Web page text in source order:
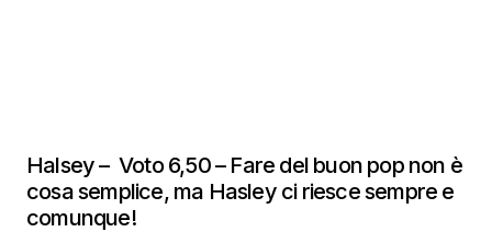
Halsey – Voto 6,50 – Fare del buon pop non è
cosa semplice, ma Hasley ci riesce sempre e
comunque!